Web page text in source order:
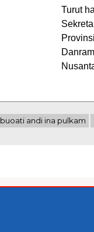
Turut
buoati andi ina pulkam